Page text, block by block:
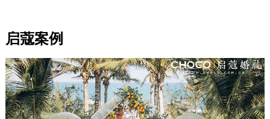
启蔻案例